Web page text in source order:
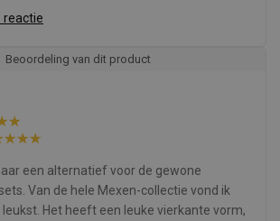
reactie
Beoordeling van dit product
een alternatief voor de gewone
Van de hele Mexen-collectie vond ik
leukst. Het heeft een leuke vierkante vorm,